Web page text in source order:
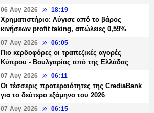
06 Αυγ 2026 18:19
Χρηματιστήριο: Λύγισε από το βάρος
κινήσεων profit taking, απώλειες 0,59%
07 Αυγ 2026 06:05
Πιο κερδοφόρες οι τραπεζικές αγορές
Κύπρου - Βουλγαρίας από της Ελλάδας
07 Αυγ 2026 06:11
Οι τέσσερις προτεραιότητες της CrediaBank
για το δεύτερο εξάμηνο του 2026
07 Αυγ 2026 06:15